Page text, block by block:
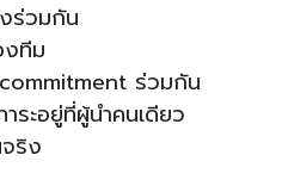
ร่วมกัน
ทีม
ร่วมกัน
าระอยู่ที่ผู้นำคนเดียว
ริง